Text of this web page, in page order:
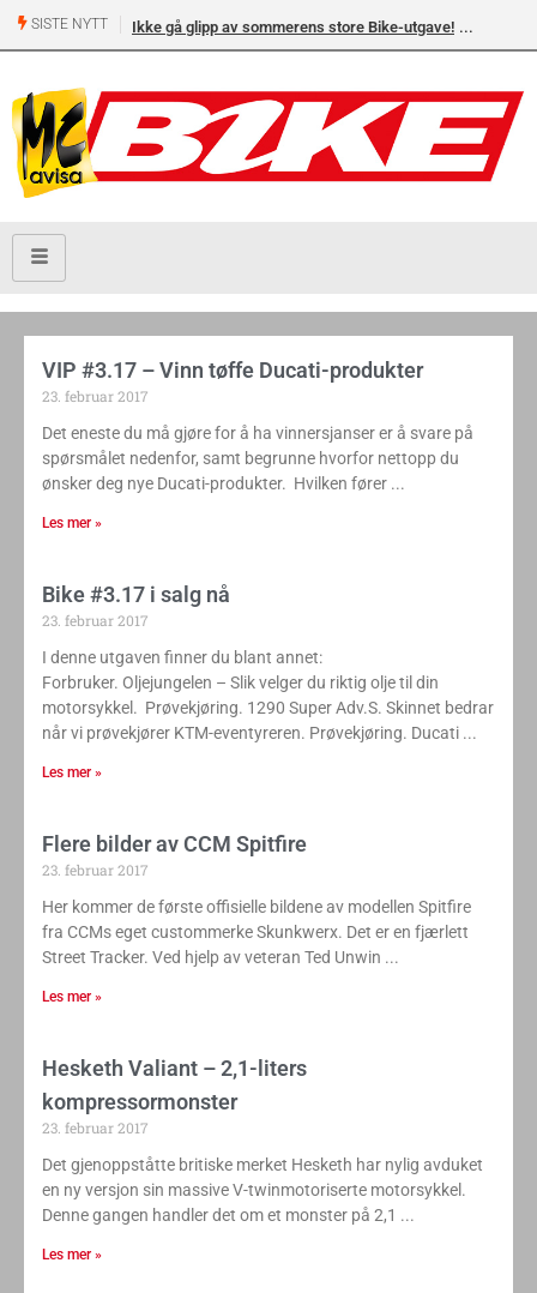
SISTE NYTT Ikke gå glipp av sommerens store Bike-utgave!
VIP #3.17 – Vinn tøffe Ducati-produkter
23. februar 2017
Det eneste du må gjøre for å ha vinnersjanser er å svare på
spørsmålet nedenfor, samt ­begrunne h­vorfor nettopp du
ønsker deg nye Ducati-produkter. Hvilken fører
Les mer »
Bike #3.17 i salg nå
23. februar 2017
I denne utgaven finner du blant annet:
Forbruker. Oljejungelen – Slik velger du riktig olje til din
motorsykkel. Prøvekjøring. 1290 Super Adv.S. Skinnet bedrar
når vi prøvekjører KTM-eventyreren. Prøvekjøring. Ducati
Les mer »
Flere bilder av CCM Spitfire
23. februar 2017
Her kommer de første offisielle bildene av modellen Spitfire
fra CCMs eget custommerke Skunkwerx. Det er en fjærlett
Street Tracker. Ved hjelp av veteran Ted Unwin
Les mer »
Hesketh Valiant – 2,1-liters
kompressormonster
23. februar 2017
Det gjenoppståtte britiske merket Hesketh har nylig avduket
en ny versjon sin massive V-twinmotoriserte motorsykkel.
Denne gangen handler det om et monster på 2,1
Les mer »